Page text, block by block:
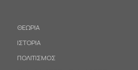
ΘΕΩΡΙΑ
ΙΣΤΟΡΙΑ
ΠΟΛΙΤΙΣΜΟΣ